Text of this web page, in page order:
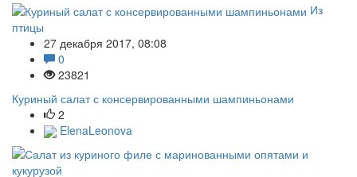
Из
птицы
27 декабря 2017, 08:08
0
23821
Куриный салат с консервированными шампиньонами
2
ElenaLeonova